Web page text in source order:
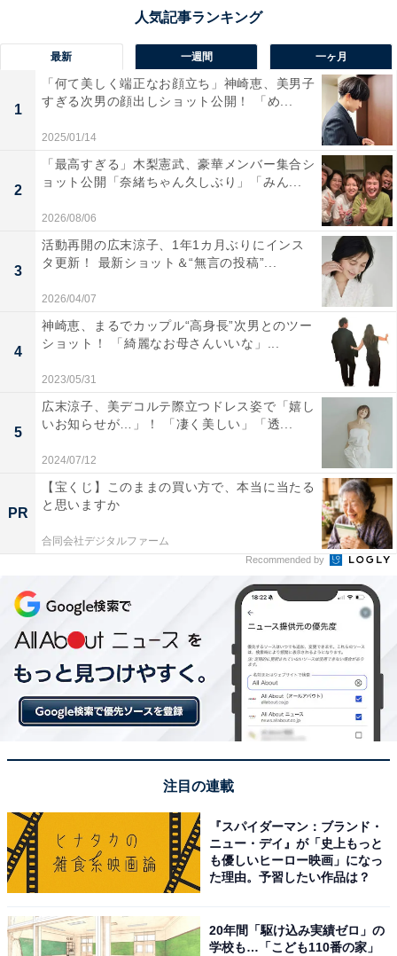
最新 一週間 一ヶ月
1
「何て美しく端正なお顔立ち」神崎恵、美男子
すぎる次男の顔出しショット公開！ 「め...
2025/01/14
2
「最高すぎる」木梨憲武、豪華メンバー集合シ
ョット公開「奈緒ちゃん久しぶり」「みん...
2026/08/06
3
活動再開の広末涼子、1年1カ月ぶりにインス
タ更新！ 最新ショット＆“無言の投稿”...
2026/04/07
4
神崎恵、まるでカップル“高身長”次男とのツー
ショット！ 「綺麗なお母さんいいな」...
2023/05/31
5
広末涼子、美デコルテ際立つドレス姿で「嬉し
いお知らせが…」！ 「凄く美しい」「透...
2024/07/12
PR
【宝くじ】このままの買い方で、本当に当たる
と思いますか
合同会社デジタルファーム
Recommended by
注目の連載
『スパイダーマン：ブランド・
ニュー・デイ』が「史上もっと
も優しいヒーロー映画」になっ
た理由。予習したい作品は？
20年間「駆け込み実績ゼロ」の
学校も…「こども110番の家」